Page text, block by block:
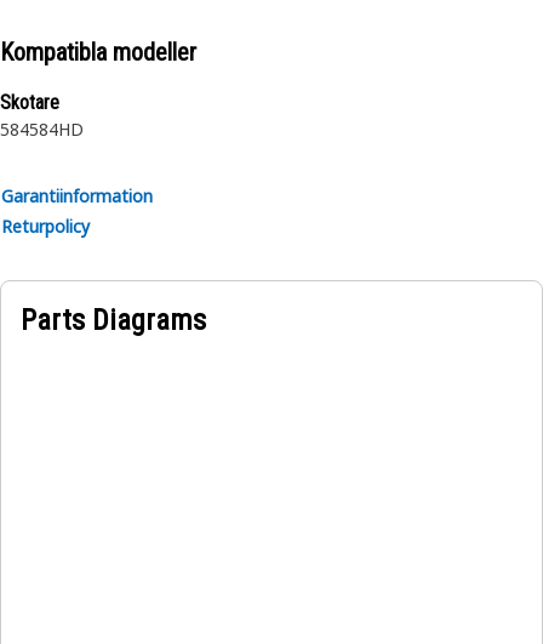
Kompatibla modeller
Skotare
584584HD
Garantiinformation
Returpolicy
Parts Diagrams